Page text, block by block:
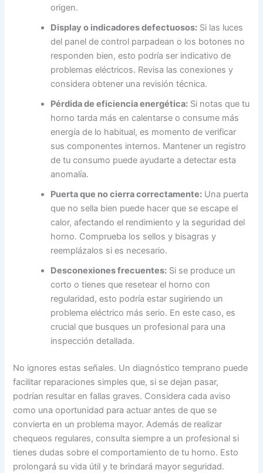
origen.
Display o indicadores defectuosos: Si las luces
del panel de control parpadean o los botones no
responden bien, esto podría ser indicativo de
problemas eléctricos. Revisa las conexiones y
considera obtener una revisión técnica.
Pérdida de eficiencia energética: Si notas que tu
horno tarda más en calentarse o consume más
energía de lo habitual, es momento de verificar
sus componentes internos. Mantener un registro
de tu consumo puede ayudarte a detectar esta
anomalía.
Puerta que no cierra correctamente: Una puerta
que no sella bien puede hacer que se escape el
calor, afectando el rendimiento y la seguridad del
horno. Comprueba los sellos y bisagras y
reemplázalos si es necesario.
Desconexiones frecuentes: Si se produce un
corto o tienes que resetear el horno con
regularidad, esto podría estar sugiriendo un
problema eléctrico más serio. En este caso, es
crucial que busques un profesional para una
inspección detallada.
No ignores estas señales. Un diagnóstico temprano puede
facilitar reparaciones simples que, si se dejan pasar,
podrían resultar en fallas graves. Considera cada aviso
como una oportunidad para actuar antes de que se
convierta en un problema mayor. Además de realizar
chequeos regulares, consulta siempre a un profesional si
tienes dudas sobre el comportamiento de tu horno. Esto
prolongará su vida útil y te brindará mayor seguridad.